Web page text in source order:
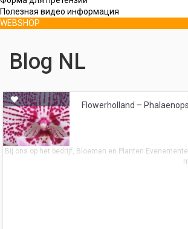
Полезная видео информация
WEBSHOP
Blog NL
Flowerholland –
Bij ons op het bedrijf, Bloemen en Planten